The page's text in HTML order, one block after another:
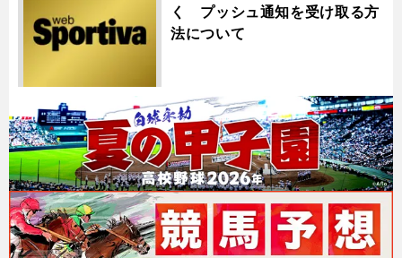
く プッシュ通知を受け取る方
法について